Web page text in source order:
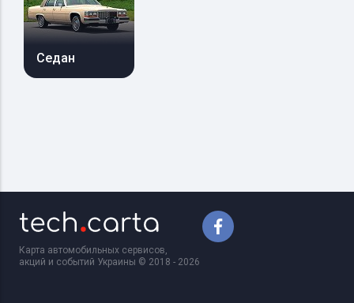
Седан
Карта автомобильных сервисов,
акций и событий Украины © 2018 - 2026